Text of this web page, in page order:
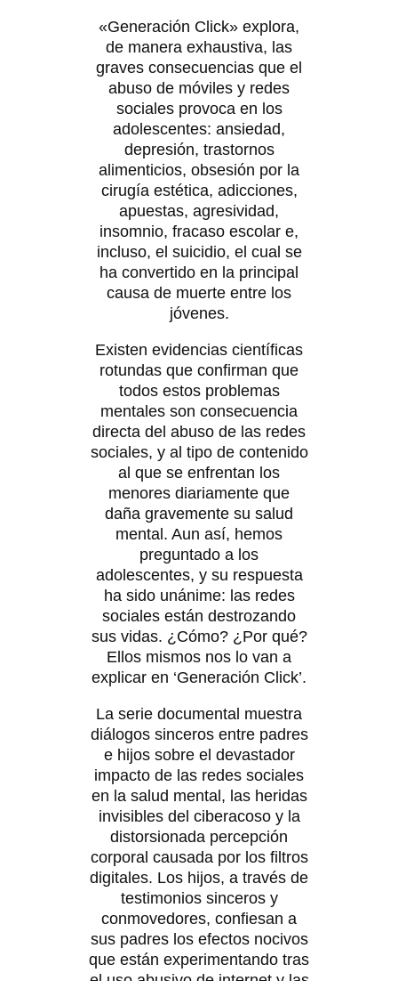
«Generación Click» explora,
de manera exhaustiva, las
graves consecuencias que el
abuso de móviles y redes
sociales provoca en los
adolescentes: ansiedad,
depresión, trastornos
alimenticios, obsesión por la
cirugía estética, adicciones,
apuestas, agresividad,
insomnio, fracaso escolar e,
incluso, el suicidio, el cual se
ha convertido en la principal
causa de muerte entre los
jóvenes.
Existen evidencias científicas
rotundas que confirman que
todos estos problemas
mentales son consecuencia
directa del abuso de las redes
sociales, y al tipo de contenido
al que se enfrentan los
menores diariamente que
daña gravemente su salud
mental. Aun así, hemos
preguntado a los
adolescentes, y su respuesta
ha sido unánime: las redes
sociales están destrozando
sus vidas. ¿Cómo? ¿Por qué?
Ellos mismos nos lo van a
explicar en ‘Generación Click’.
La serie documental muestra
diálogos sinceros entre padres
e hijos sobre el devastador
impacto de las redes sociales
en la salud mental, las heridas
invisibles del ciberacoso y la
distorsionada percepción
corporal causada por los filtros
digitales. Los hijos, a través de
testimonios sinceros y
conmovedores, confiesan a
sus padres los efectos nocivos
que están experimentando tras